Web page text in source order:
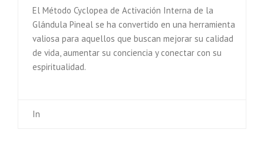
El Método Cyclopea de Activación Interna de la
Glándula Pineal se ha convertido en una herramienta
valiosa para aquellos que buscan mejorar su calidad
de vida, aumentar su conciencia y conectar con su
espiritualidad.
In